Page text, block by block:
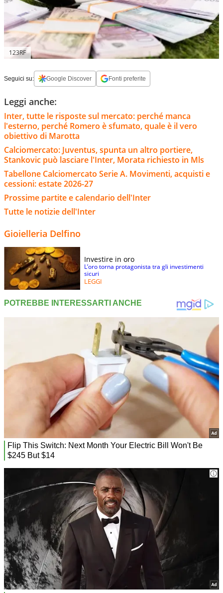
123RF
Seguici su: Google Discover Fonti preferite
Leggi anche:
Inter, tutte le risposte sul mercato: perché manca
l'esterno, perché Romero è sfumato, quale è il vero
obiettivo di Marotta
Calciomercato: Juventus, spunta un altro portiere,
Stankovic può lasciare l'Inter, Morata richiesto in Mls
Tabellone Calciomercato Serie A. Movimenti, acquisti e
cessioni: estate 2026-27
Prossime partite e calendario dell'Inter
Tutte le notizie dell'Inter
Gioielleria Delfino
Investire in oro
L’oro torna protagonista tra gli investimenti
sicuri
LEGGI